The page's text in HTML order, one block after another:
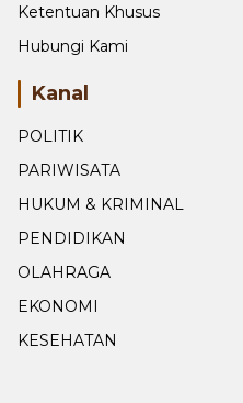
Ketentuan Khusus
Hubungi Kami
Kanal
POLITIK
PARIWISATA
HUKUM & KRIMINAL
PENDIDIKAN
OLAHRAGA
EKONOMI
KESEHATAN